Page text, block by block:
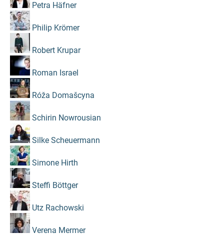
Petra Häfner
Philip Krömer
Robert Krupar
Roman Israel
Róža Domašcyna
Schirin Nowrousian
Silke Scheuermann
Simone Hirth
Steffi Böttger
Utz Rachowski
Verena Mermer